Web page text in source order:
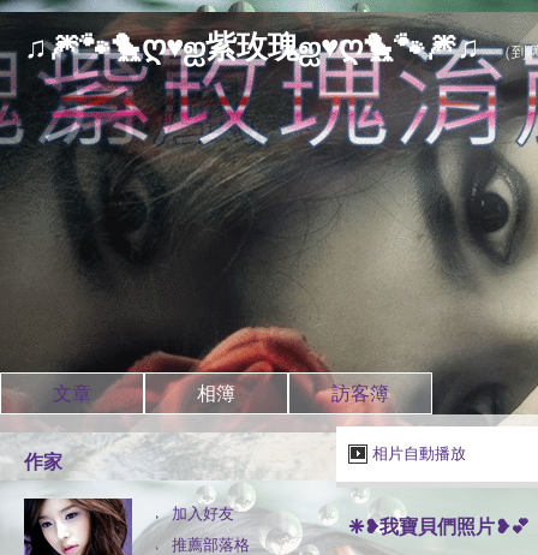
♫🎆🐾🐤ღ♥ஐ紫玫瑰ஐ♥ღ🐤🐾🎆♫（到
文章 相簿 訪客簿
相片自動播放
❈❥我寶貝們照片❥💕
作家
加入好友
推薦部落格